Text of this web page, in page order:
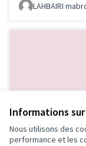
Informations
Nous utilisons des
performance et les
LAHBAIRI
Cafés